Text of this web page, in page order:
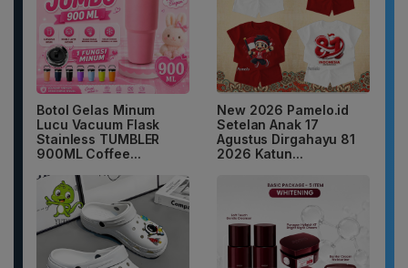
Botol Gelas Minum
Lucu Vacuum Flask
Stainless TUMBLER
900ML Coffee...
New 2026 Pamelo.id
Setelan Anak 17
Agustus Dirgahayu 81
2026 Katun...